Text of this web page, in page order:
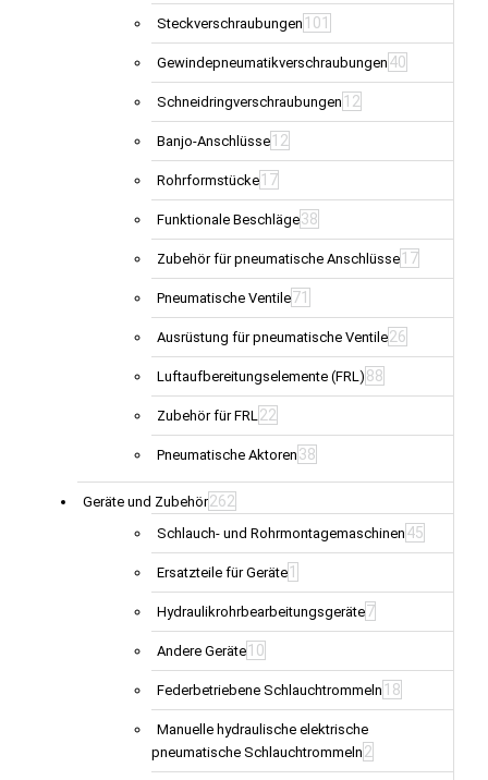
Steckverschraubungen 101
Gewindepneumatikverschraubungen 40
Schneidringverschraubungen 12
Banjo-Anschlüsse 12
Rohrformstücke 17
Funktionale Beschläge38
Zubehör für pneumatische Anschlüsse 17
Pneumatische Ventile71
Ausrüstung für pneumatische Ventile26
Luftaufbereitungselemente (FRL) 88
Zubehör für FRL 22
Pneumatische Aktoren 38
Geräte und Zubehör262
Schlauch- und Rohrmontagemaschinen 45
Ersatzteile für Geräte 1
Hydraulikrohrbearbeitungsgeräte7
Andere Geräte 10
Federbetriebene Schlauchtrommeln 18
Manuelle hydraulische elektrische
pneumatische Schlauchtrommeln 2